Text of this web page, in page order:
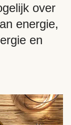
over
energie,
en